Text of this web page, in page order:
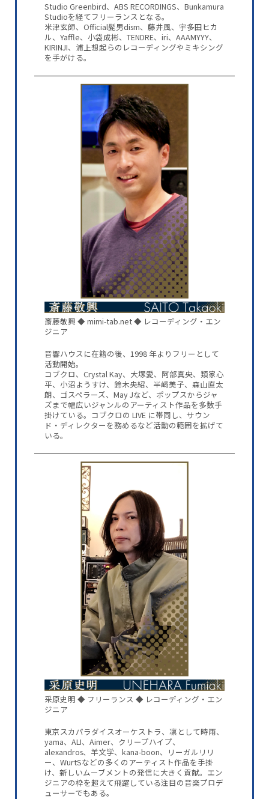
Studio Greenbird、ABS RECORDINGS、Bunkamura
Studioを経てフリーランスとなる。
米津玄師、Official髭男dism、藤井風、宇多田ヒカ
ル、Yaffle、小袋成彬、TENDRE、iri、AAAMYYY、
KIRINJI、浦上想起らのレコーディングやミキシング
を手がける。
斎藤敬興 ◆ mimi-tab.net ◆ レコーディング・エン
ジニア
音響ハウスに在籍の後、1998 年よりフリーとして
活動開始。
コブクロ、Crystal Kay、大塚愛、阿部真央、類家心
平、小沼ようすけ、鈴木央紹、半﨑美子、森山直太
朗、ゴスペラーズ、May Jなど、ポップスからジャ
ズまで幅広いジャンルのアーティスト作品を多数手
掛けている。コブクロの LIVE に帯同し、サウン
ド・ディレクターを務めるなど活動の範囲を拡げて
いる。
采原史明 ◆ フリーランス ◆ レコーディング・エン
ジニア
東京スカパラダイスオーケストラ、凛として時雨、
yama、ALI、Aimer、クリープハイプ、
alexandros、羊文学、kana-boon、リーガルリリ
ー、WurtSなどの多くのアーティスト作品を手掛
け、新しいムーブメントの発信に大きく貢献。エン
ジニアの枠を超えて飛躍している注目の音楽プロデ
ューサーでもある。